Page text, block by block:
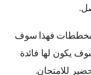
مخططات فهذا سوف
يكون لها فائدة
للامتحان.